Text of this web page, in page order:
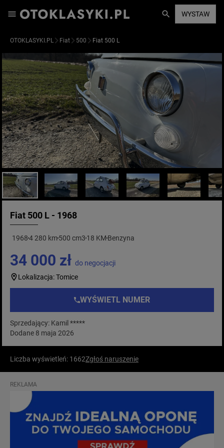
WYSTAW
OTOKLASYKI.PL Fiat 500 Fiat 500 L
Fiat 500 L - 1968
19684 280 km500 cm3 18 KM Benzyna
34 000 zł do negocjacji
Lokalizacja: Tomice
WYŚWIETL NUMER
Sprzedający: Kamil *****
Dodane 8 maja 2026
Liczba wyświetleń: 1662Zgłoś naruszenie
REKLAMA